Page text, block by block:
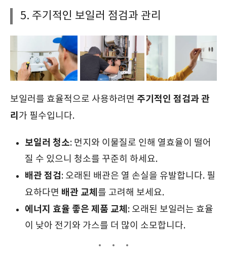
5. 주기적인 보일러 점검과 관리
보일러를 효율적으로 사용하려면 주기적인 점검과 관
리 가 필수입니다.
보일러 청소: 먼지와 이물질로 인해 열효율이 떨어
질 수 있으니 청소를 꾸준히 하세요.
배관 점검: 오래된 배관은 열 손실을 유발합니다. 필
요하다면 배관 교체 를 고려해 보세요.
에너지 효율 좋은 제품 교체 : 오래된 보일러는 효율
이 낮아 전기와 가스를 더 많이 소모합니다.